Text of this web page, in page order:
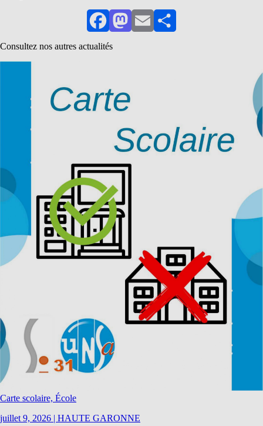
FacebookMastodon
EmailPartager
Consultez nos autres actualités
Carte scolaire, École
juillet 9, 2026 | HAUTE GARONNE